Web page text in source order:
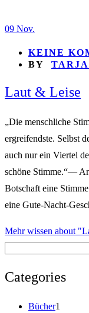
09 Nov.
KEINE
BY
TARJA
Laut & Leise
„Die menschliche
ergreifendste. Selbst
auch nur ein Viertel
schöne Stimme.“—
Botschaft eine
eine Gute-Nacht-
Mehr wissen about
Categories
Bücher1